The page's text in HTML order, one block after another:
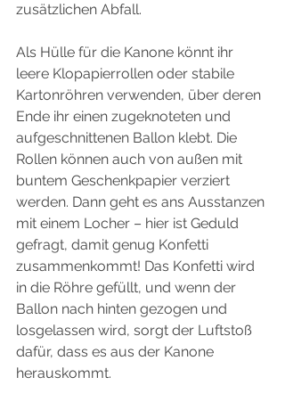
zusätzlichen Abfall.
Als Hülle für die Kanone könnt ihr
leere Klopapierrollen oder stabile
Kartonröhren verwenden, über deren
Ende ihr einen zugeknoteten und
aufgeschnittenen Ballon klebt. Die
Rollen können auch von außen mit
buntem Geschenkpapier verziert
werden. Dann geht es ans Ausstanzen
mit einem Locher – hier ist Geduld
gefragt, damit genug Konfetti
zusammenkommt! Das Konfetti wird
in die Röhre gefüllt, und wenn der
Ballon nach hinten gezogen und
losgelassen wird, sorgt der Luftstoß
dafür, dass es aus der Kanone
herauskommt.